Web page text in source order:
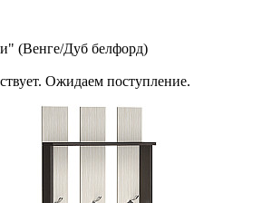
(Венге/Дуб белфорд)
Ожидаем поступление.